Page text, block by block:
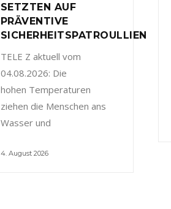
SETZTEN AUF
PRÄVENTIVE
SICHERHEITSPATROULLIEN
TELE Z aktuell vom
04.08.2026: Die
hohen Temperaturen
ziehen die Menschen ans
Wasser und
4. August 2026